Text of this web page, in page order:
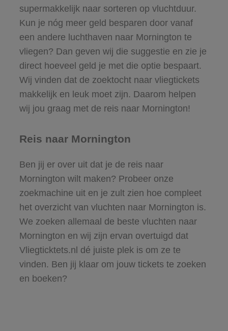
supermakkelijk naar sorteren op vluchtduur.
Kun je nóg meer geld besparen door vanaf
een andere luchthaven naar Mornington te
vliegen? Dan geven wij die suggestie en zie je
direct hoeveel geld je met die optie bespaart.
Wij vinden dat de zoektocht naar vliegtickets
makkelijk en leuk moet zijn. Daarom helpen
wij jou graag met de reis naar Mornington!
Reis naar Mornington
Ben jij er over uit dat je de reis naar
Mornington wilt maken? Probeer onze
zoekmachine uit en je zult zien hoe compleet
het overzicht van vluchten naar Mornington is.
We zoeken allemaal de beste vluchten naar
Mornington en wij zijn ervan overtuigd dat
Vliegticktets.nl dé juiste plek is om ze te
vinden. Ben jij klaar om jouw tickets te zoeken
en boeken?